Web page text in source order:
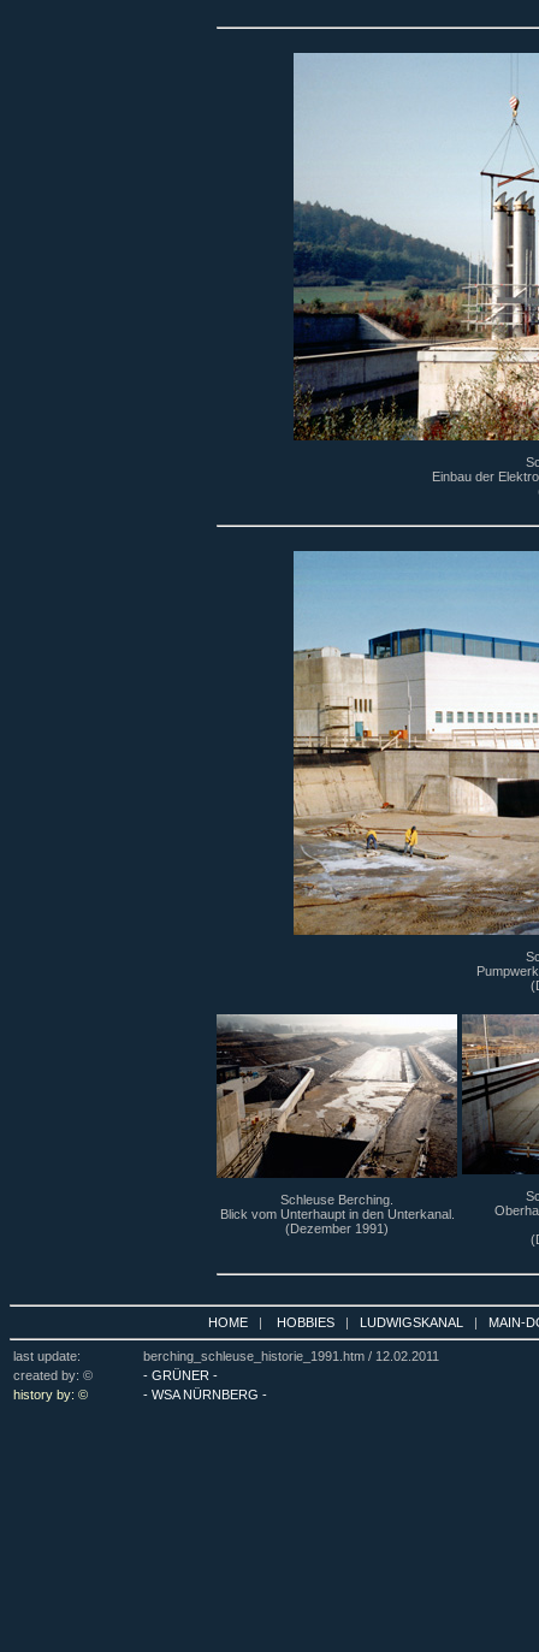
Einbau der
Schleuse Berching.
Blick vom Unterhaupt in den Unterkanal.
(Dezember 1991)
HOME | HOBBIES | LUDWIGSKANAL | MAIN-
last update: berching_schleuse_historie_1991.htm / 12.02.2011
created by: ©
- GRÜNER -
history by: ©
- WSA NÜRNBERG -